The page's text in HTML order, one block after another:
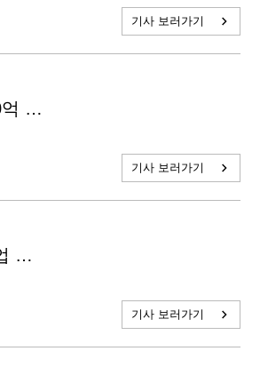
기사 보러가기
[언론보도] ‘130억 조세심판청구’ 차은우, 모친 법인 ‘실제 역할’ 다툴 듯 - 안희철 대표변호사
기사 보러가기
[기고] [스타트업 법률 가이드] 노동위 복직명령, 계약기간 끝났어도 피할 수 없다 - 김민혜 변호사
기사 보러가기